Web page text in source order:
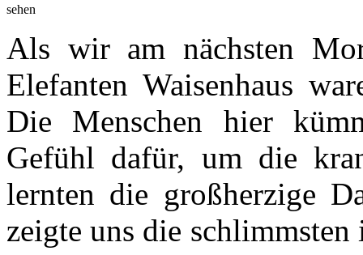
sehen
Als wir am nächsten
Elefanten Waisenhaus
Die Menschen hier
Gefühl dafür, um die
lernten die großherzige
zeigte uns die